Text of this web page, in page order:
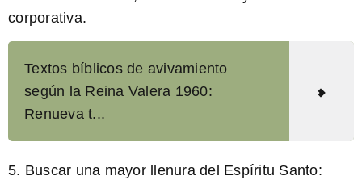
corporativa.
Textos bíblicos de avivamiento
según la Reina Valera 1960:
Renueva t...
5. Buscar una mayor llenura del Espíritu Santo: